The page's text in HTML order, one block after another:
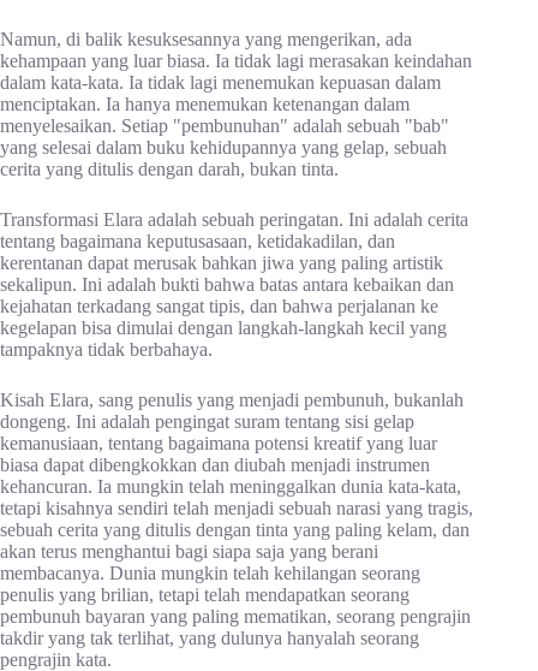
Namun, di balik kesuksesannya yang mengerikan, ada
kehampaan yang luar biasa. Ia tidak lagi merasakan keindahan
dalam kata-kata. Ia tidak lagi menemukan kepuasan dalam
menciptakan. Ia hanya menemukan ketenangan dalam
menyelesaikan. Setiap "pembunuhan" adalah sebuah "bab"
yang selesai dalam buku kehidupannya yang gelap, sebuah
cerita yang ditulis dengan darah, bukan tinta.
Transformasi Elara adalah sebuah peringatan. Ini adalah cerita
tentang bagaimana keputusasaan, ketidakadilan, dan
kerentanan dapat merusak bahkan jiwa yang paling artistik
sekalipun. Ini adalah bukti bahwa batas antara kebaikan dan
kejahatan terkadang sangat tipis, dan bahwa perjalanan ke
kegelapan bisa dimulai dengan langkah-langkah kecil yang
tampaknya tidak berbahaya.
Kisah Elara, sang penulis yang menjadi pembunuh, bukanlah
dongeng. Ini adalah pengingat suram tentang sisi gelap
kemanusiaan, tentang bagaimana potensi kreatif yang luar
biasa dapat dibengkokkan dan diubah menjadi instrumen
kehancuran. Ia mungkin telah meninggalkan dunia kata-kata,
tetapi kisahnya sendiri telah menjadi sebuah narasi yang tragis,
sebuah cerita yang ditulis dengan tinta yang paling kelam, dan
akan terus menghantui bagi siapa saja yang berani
membacanya. Dunia mungkin telah kehilangan seorang
penulis yang brilian, tetapi telah mendapatkan seorang
pembunuh bayaran yang paling mematikan, seorang pengrajin
takdir yang tak terlihat, yang dulunya hanyalah seorang
pengrajin kata.